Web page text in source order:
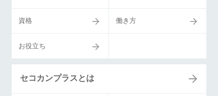
資格 働き方
お役立ち
セコカンプラスとは